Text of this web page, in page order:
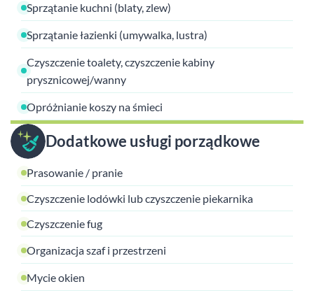
Sprzątanie kuchni (blaty, zlew)
Sprzątanie łazienki (umywalka, lustra)
Czyszczenie toalety, czyszczenie kabiny
prysznicowej/wanny
Opróżnianie koszy na śmieci
Dodatkowe usługi porządkowe
Prasowanie / pranie
Czyszczenie lodówki lub czyszczenie piekarnika
Czyszczenie fug
Organizacja szaf i przestrzeni
Mycie okien